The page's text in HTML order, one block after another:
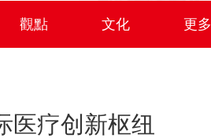
觀點 文化 更多
医疗创新枢纽